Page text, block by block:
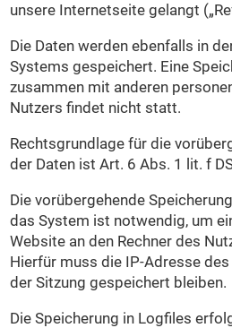
unsere Internetseite gelangt
Die Daten werden ebenfalls in
Systems gespeichert. Eine
zusammen mit anderen
Nutzers findet nicht statt.
Rechtsgrundlage für die
der Daten ist Art. 6 Abs. 1 lit. f
Die vorübergehende
das System ist notwendig, um
Website an den Rechner des
Hierfür muss die IP-Adresse
der Sitzung gespeichert bleiben.
Die Speicherung in Logfiles